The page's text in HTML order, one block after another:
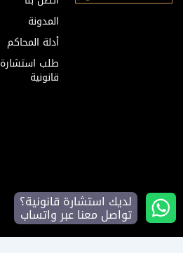
المدونة
أدلة المحاكم
طلب استشارة
قانونية
لديك استشارة قانونية؟
تواصل معنا عبر واتساب